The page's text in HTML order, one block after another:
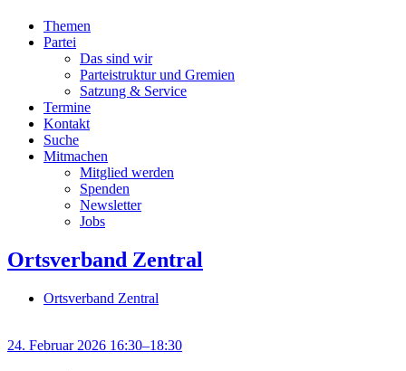
Themen
Partei
Das sind wir
Parteistruktur und Gremien
Satzung & Service
Termine
Kontakt
Suche
Mitmachen
Mitglied werden
Spenden
Newsletter
Jobs
Ortsverband Zentral
Ortsverband Zentral
24. Februar 2026 16:30–18:30